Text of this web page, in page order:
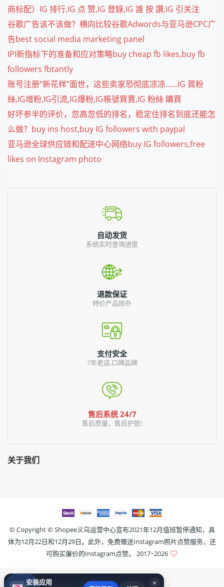
商标配）IG 排行,IG 点 赞,IG 登錄,IG 誰 按 讚,IG 引关注
谷歌广告该不该做？横向比较谷歌Adwords与亚马逊CPC广
告best social media marketing panel
IPI新指标下的准备和应对策略buy cheap fb likes,buy fb
followers fbtantly
账号注册“新花样”面世，这些卖家恐彻底凉凉……IG 買粉
絲,IG增粉,IG引流,IG爆粉,IG帳號買賣,IG 粉絲 購買
好坏参半的评价，忽高忽低的排名，稳定住排名到底还能怎
么做？buy ins host,buy IG followers with paypal
亚马逊全球供应链和配送中心网络buy IG followers,free
likes on Instagram photo
自动发货
系统实时查询进度
退款保证
特价产品除外
支付安全
7年老店,口碑品牌
售后系统 24/7
售后质量，售后护航!
关于我们
© Copyright ©Shopee义乌运营中心宣布2021年12月值班暂停通知，具
体为12月22日和12月29日。此外，免费赠送Instagram照片点赞服务，还
可购买廉价的Instagram点赞。
2017~2026
×
安装应用